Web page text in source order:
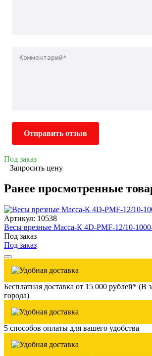
Отправить отзыв
Под заказ
Запросить цену
Ранее просмотренные
Артикул: 10538
Весы врезные Масса-К 4D-PMF-12/10-
Под заказ
Под заказ
Бесплатная доставка от 15 000 рублей* (В
города)
5 способов оплаты для вашего удобства